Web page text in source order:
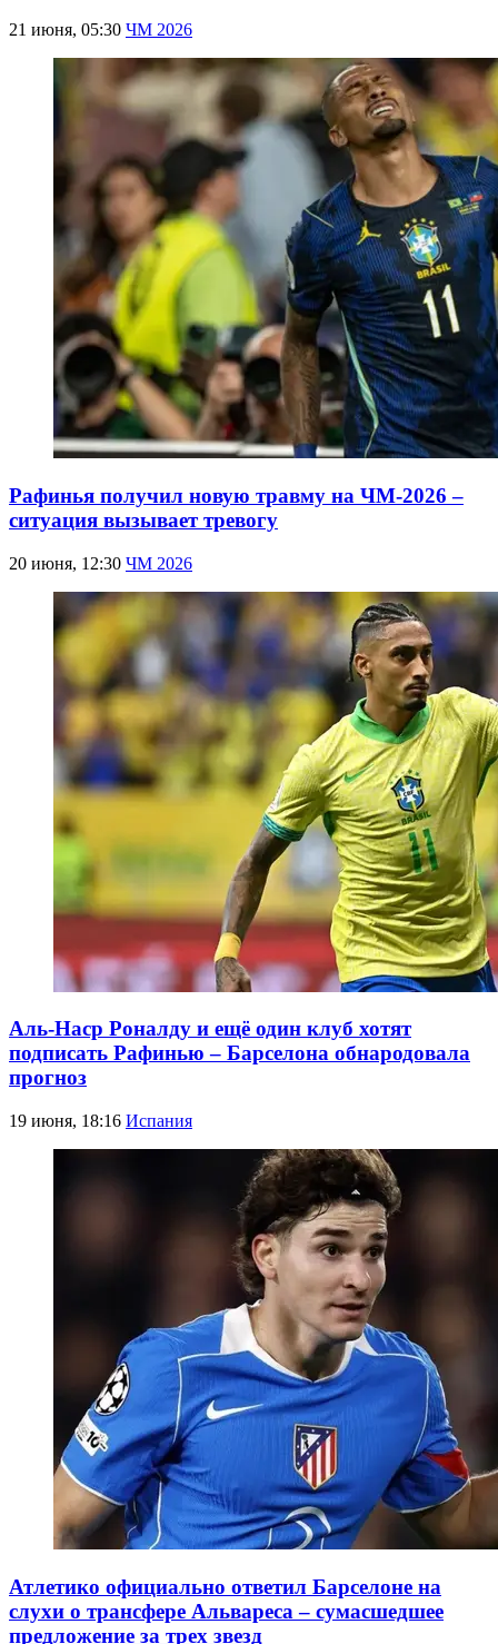
21 июня, 05:30 ЧМ 2026
Рафинья получил новую травму на ЧМ-2026 –
ситуация вызывает тревогу
20 июня, 12:30 ЧМ 2026
Аль-Наср Роналду и ещё один клуб хотят
подписать Рафинью – Барселона обнародовала
прогноз
19 июня, 18:16 Испания
Атлетико официально ответил Барселоне на
слухи о трансфере Альвареса – сумасшедшее
предложение за трех звезд